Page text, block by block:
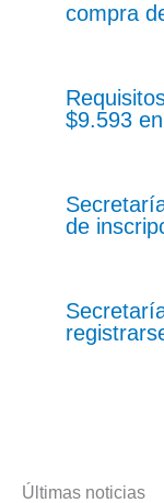
compra
$9.593
de
Últimas noticias